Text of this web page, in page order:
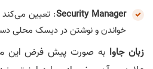
Security Manager: تعیین
خواندن و نوشتن در دیسک محلی
زبان جاوا به صورت پیش فرض این